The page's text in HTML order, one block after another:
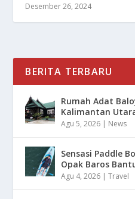
Desember 26, 2024
BERITA TERBARU
Rumah Adat
Kalimantan
Agu 5, 2026 | News
Sensasi Paddle
Opak Baros
Agu 4, 2026 |Travel